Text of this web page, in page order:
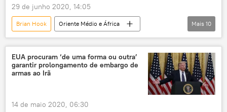
29 de junho 2020, 14:05
Brian Hook
Oriente Médio e África
Mundo
Notícias
Irã
Oriente Médio
embargo de armas
sanções
acordo nuclear
Mais 10
EUA procuram ‘de uma forma ou outra’
garantir prolongamento de embargo de
armas ao Irã
14 de maio 2020, 06:30